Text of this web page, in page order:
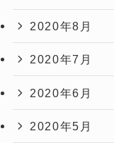
2020年8月
2020年7月
2020年6月
2020年5月